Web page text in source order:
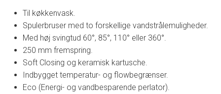
Til køkkenvask.
Spulerbruser med to forskellige vandstrålemuligheder.
Med høj svingtud 60°, 85°, 110° eller 360°.
250 mm fremspring.
Soft Closing og keramisk kartusche.
Indbygget temperatur- og flowbegrænser.
Eco (Energi- og vandbesparende perlator).